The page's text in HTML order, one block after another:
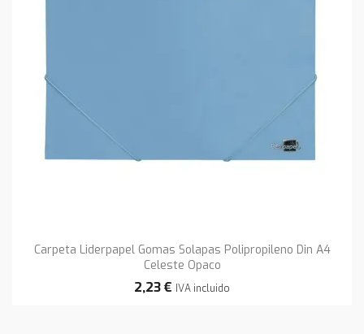
Carpeta Liderpapel Gomas Solapas Polipropileno Din A4
Celeste Opaco
2,23 € IVA incluido